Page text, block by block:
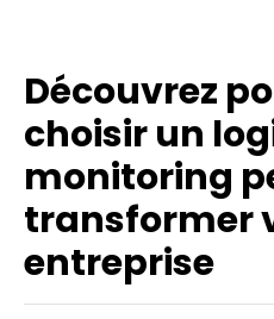
Découvrez
choisir un
monitoring
transformer
entreprise